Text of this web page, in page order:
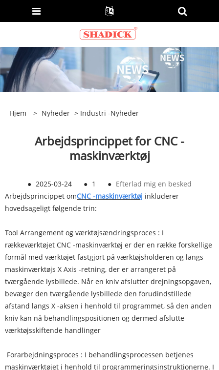
Hjem > Nyheder > Industri -nyheder
Arbejdsprincippet for CNC -
maskinværktøj
● 2025-03-24 ● 1 ● Efterlad mig en besked
Arbejdsprincippet omCNC -maskinværktøj ‌ inkluderer
hovedsageligt følgende trin:
‌Tool Arrangement og værktøjsændringsproces ‌: I
rækkeværktøjet CNC -maskinværktøj er der en række forskellige
formål med værktøjet fastgjort på værktøjsholderen og langs
maskinværktøjs X Axis -retning, der er arrangeret på
tværgående lysbillede. Når en kniv afslutter drejningsopgaven,
bevæger den tværgående lysbillede den forudindstillede
afstand langs X -aksen i henhold til programmet, så den anden
kniv kan nå behandlingspositionen og dermed afslutte
værktøjsskiftende handlinger ‌
‌ Forarbejdningsproces ‌: I behandlingsprocessen betjenes
maskinværktøjet i henhold til programmeringsinstruktionerne. I